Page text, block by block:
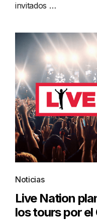
invitados …
Noticias
Live Nation
los tours por